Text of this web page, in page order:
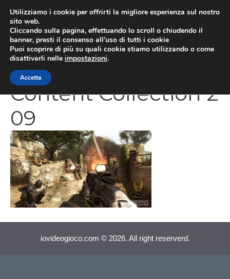
contenuto
Modern Warfare 3
Content Collection 2
09
iovideogioco.com © 2026. All right reserverd.
Utilizziamo i cookie per offrirti la migliore esperienza sul nostro
sito web.
Cliccando sulla pagina, effettuando lo scroll o chiudendo il
banner, presti il consenso all’uso di tutti i cookie
Puoi scoprire di più su quali cookie stiamo utilizzando o come
disattivarli nelle impostazioni.
Accetta